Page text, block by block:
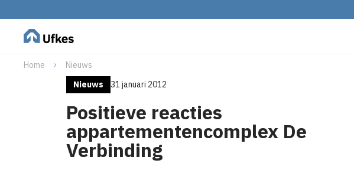
Home
Nieuws
Nieuws
31 januari 2012
Positieve reacties
appartementencomplex De
Verbinding